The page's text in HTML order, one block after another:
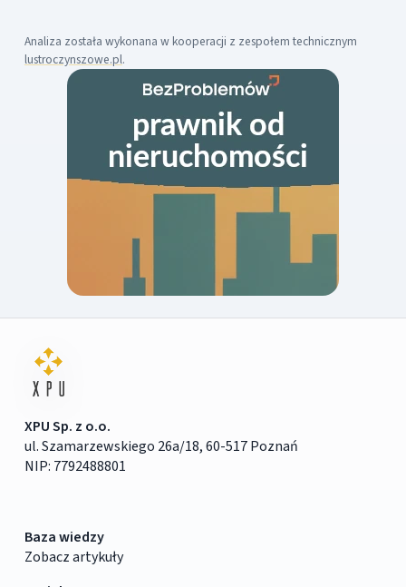
Analiza została wykonana w kooperacji z zespołem technicznym
lustroczynszowe.pl.
XPU Sp. z o.o.
ul. Szamarzewskiego 26a/18, 60-517 Poznań
NIP: 7792488801
Baza wiedzy
Zobacz artykuły